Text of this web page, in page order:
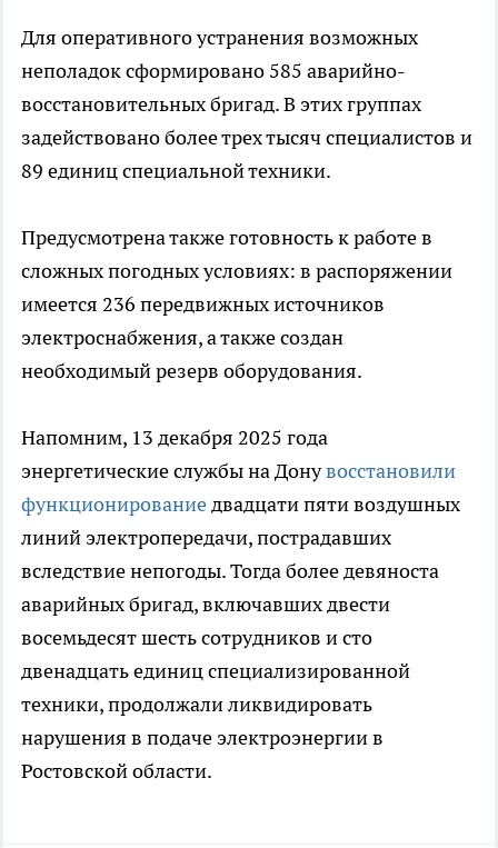
Для оперативного устранения возможных
неполадок сформировано 585 аварийно-
восстановительных бригад. В этих группах
задействовано более трех тысяч специалистов и
89 единиц специальной техники.
Предусмотрена также готовность к работе в
сложных погодных условиях: в распоряжении
имеется 236 передвижных источников
электроснабжения, а также создан
необходимый резерв оборудования.
Напомним, 13 декабря 2025 года
энергетические службы на Донувосстановили
функционированиедвадцати пяти воздушных
линий электропередачи, пострадавших
вследствие непогоды. Тогда более девяноста
аварийных бригад, включавших двести
восемьдесят шесть сотрудников и сто
двенадцать единиц специализированной
техники, продолжали ликвидировать
нарушения в подаче электроэнергии в
Ростовской области.